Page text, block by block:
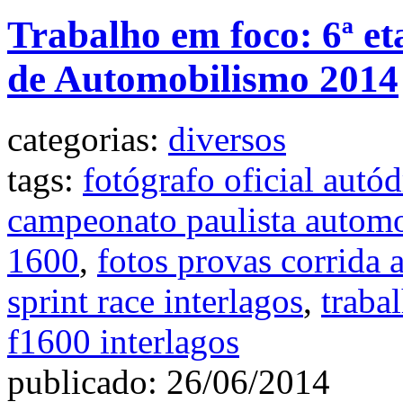
Trabalho em foco: 6ª
de Automobilismo 2014
categorias: diversos
tags: fotógrafo oficial
campeonato paulista
1600, fotos provas corrida
sprint race interlagos,
f1600 interlagos
publicado: 26/06/2014